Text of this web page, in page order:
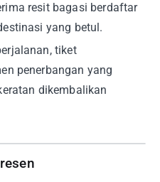
resit bagasi berdaftar
yang betul.
tiket
penerbangan yang
dikembalikan